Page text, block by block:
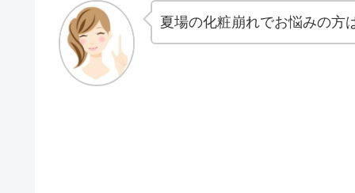
夏場の化粧崩れでお悩みの方